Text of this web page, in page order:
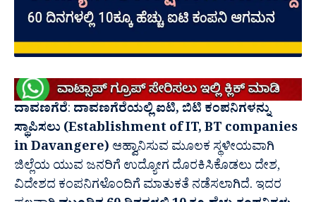
ದಾವಣಗೆರೆ: ದಾವಣಗೆರೆಯಲ್ಲಿ ಐಟಿ, ಬಿಟಿ ಕಂಪನಿಗಳನ್ನು
ಸ್ಥಾಪಿಸಲು (Establishment of IT, BT companies
in Davangere) ಆಹ್ವಾನಿಸುವ ಮೂಲಕ ಸ್ಥಳೀಯವಾಗಿ
ಜಿಲ್ಲೆಯ ಯುವ ಜನರಿಗೆ ಉದ್ಯೋಗ ದೊರಕಿಸಿಕೊಡಲು ದೇಶ,
ವಿದೇಶದ ಕಂಪನಿಗಳೊಂದಿಗೆ ಮಾತುಕತೆ ನಡೆಸಲಾಗಿದೆ. ಇದರ